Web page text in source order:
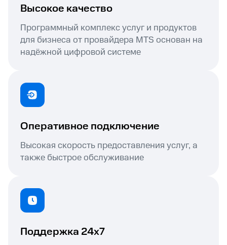
Высокое качество
Программный комплекс услуг и продуктов
для бизнеса от провайдера MTS основан на
надёжной цифровой системе
Оперативное подключение
Высокая скорость предоставления услуг, а
также быстрое обслуживание
Поддержка 24х7